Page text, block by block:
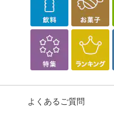
よくあるご質問